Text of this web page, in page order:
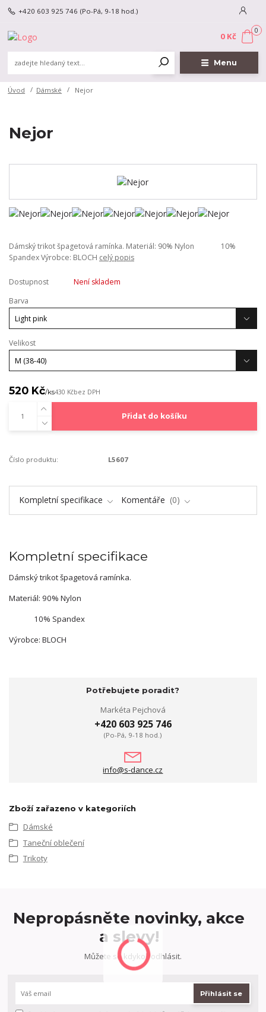
Menu
+420 603 925 746 (Po-Pá, 9-18 hod.)
0
0 Kč
Úvod Dámské Nejor
Nejor
Dámský trikot špagetová ramínka. Materiál: 90% Nylon 10%
Spandex Výrobce: BLOCH celý popis
Dostupnost
Není skladem
Barva
Velikost
520 Kč/ks430 Kčbez DPH
Přidat do košíku
Číslo produktu: L5607
Kompletní specifikace Komentáře 0
Kompletní specifikace
Dámský trikot špagetová ramínka.
Materiál: 90% Nylon
10% Spandex
Výrobce: BLOCH
Potřebujete poradit?
Markéta Pejchová
+420 603 925 746
(Po-Pá, 9-18 hod.)
info@s-dance.cz
Zboží zařazeno v kategoriích
Dámské
Taneční oblečení
Trikoty
Nepropásněte novinky, akce
a slevy!
Můžete se kdykoli odhlásit.
Přihlásit se